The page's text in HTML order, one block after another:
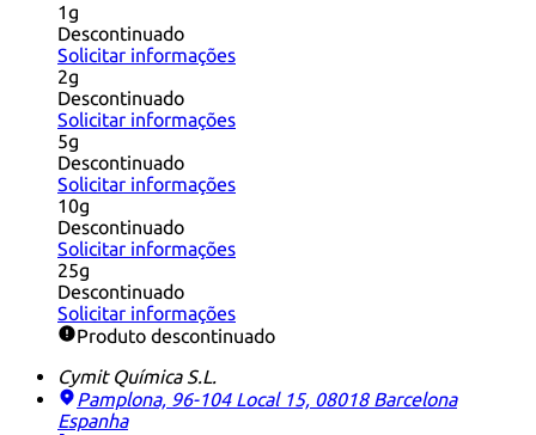
1g
Descontinuado
Solicitar informações
2g
Descontinuado
Solicitar informações
5g
Descontinuado
Solicitar informações
10g
Descontinuado
Solicitar informações
25g
Descontinuado
Solicitar informações
Produto descontinuado
Cymit Química S.L.
Pamplona, 96-104 Local 15, 08018 Barcelona
Espanha